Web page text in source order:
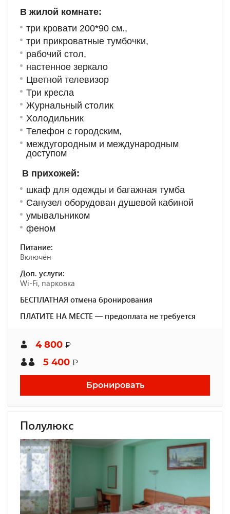
В жилой комнате:
три кровати 200*90 см.,
три прикроватные тумбочки,
рабочий стол,
настенное зеркало
Цветной телевизор
Три кресла
Журнальный столик
Холодильник
Телефон с городским,
междугородным и международным
доступом
В прихожей:
шкаф для одежды и багажная тумба
Санузел оборудован душевой кабиной
умывальником
феном
Питание:
Включён
Доп. услуги:
Wi-Fi, парковка
БЕСПЛАТНАЯ отмена бронирования
ПЛАТИТЕ НА МЕСТЕ — предоплата не требуется
4 800 ₽
5 400 ₽
Бронировать
Полулюкс